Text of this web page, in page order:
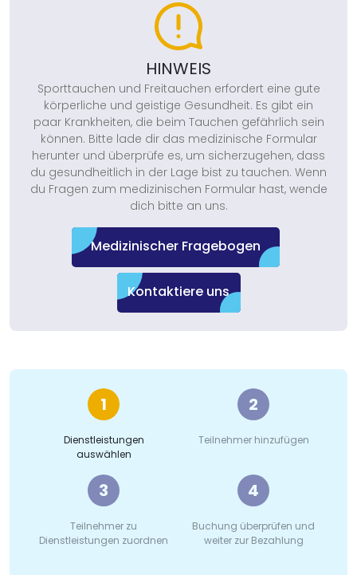
HINWEIS
Sporttauchen und Freitauchen erfordert eine gute
körperliche und geistige Gesundheit. Es gibt ein
paar Krankheiten, die beim Tauchen gefährlich sein
können. Bitte lade dir das medizinische Formular
herunter und überprüfe es, um sicherzugehen, dass
du gesundheitlich in der Lage bist zu tauchen. Wenn
du Fragen zum medizinischen Formular hast, wende
dich bitte an uns.
Medizinischer Fragebogen
Kontaktiere uns
1
Dienstleistungen
auswählen
2
Teilnehmer hinzufügen
3
Teilnehmer zu
Dienstleistungen zuordnen
4
Buchung überprüfen und
weiter zur Bezahlung